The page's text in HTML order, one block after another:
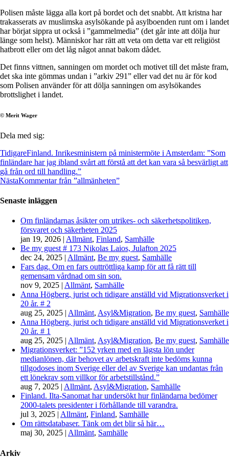
Polisen måste lägga alla kort på bordet och det snabbt. Att kristna har
trakasserats av muslimska asylsökande på asylboenden runt om i landet
har börjat sippra ut också i ”gammelmedia” (det går inte att dölja hur
länge som helst). Människor har rätt att veta om detta var ett religiöst
hatbrott eller om det låg något annat bakom dådet.
Det finns vittnen, sanningen om mordet och motivet till det måste fram,
det ska inte gömmas undan i ”arkiv 291” eller vad det nu är för kod
som Polisen använder för att dölja sanningen om asylsökandes
brottslighet i landet.
© Merit Wager
Dela med sig:
TidigareFinland. Inrikesministern på ministermöte i Amsterdam: ”Som
finländare har jag ibland svårt att förstå att det kan vara så besvärligt att
gå från ord till handling.”
NästaKommentar från ”allmänheten”
Senaste inläggen
Om finländarnas åsikter om utrikes- och säkerhetspolitiken,
försvaret och säkerheten 2025
jan 19, 2026 | Allmänt, Finland, Samhälle
Be my guest # 173 Nikolas Laios, Julafton 2025
dec 24, 2025 | Allmänt, Be my guest, Samhälle
Fars dag. Om en fars outtröttliga kamp för att få rätt till
gemensam vårdnad om sin son.
nov 9, 2025 | Allmänt, Samhälle
Anna Högberg, jurist och tidigare anställd vid Migrationsverket i
20 år. # 2
aug 25, 2025 | Allmänt, Asyl&Migration, Be my guest, Samhälle
Anna Högberg, jurist och tidigare anställd vid Migrationsverket i
20 år. # 1
aug 25, 2025 | Allmänt, Asyl&Migration, Be my guest, Samhälle
Migrationsverket: ”152 yrken med en lägsta lön under
medianlönen, där behovet av arbetskraft inte bedöms kunna
tillgodoses inom Sverige eller del av Sverige kan undantas från
ett lönekrav som villkor för arbetstillstånd.”
aug 7, 2025 | Allmänt, Asyl&Migration, Samhälle
Finland. Ilta-Sanomat har undersökt hur finländarna bedömer
2000-talets presidenter i förhållande till varandra.
jul 3, 2025 | Allmänt, Finland, Samhälle
Om rättsdatabaser. Tänk om det blir så här…
maj 30, 2025 | Allmänt, Samhälle
Arkiv